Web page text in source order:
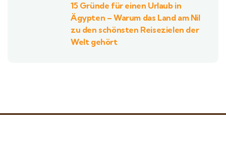
15 Gründe für einen Urlaub in
Ägypten – Warum das Land am Nil
zu den schönsten Reisezielen der
Welt gehört